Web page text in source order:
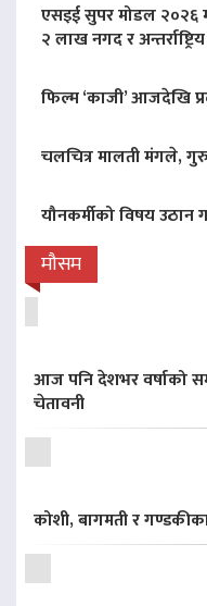
एसइई सुपर मोडल २०२६
२ लाख नगद र
फिल्म ‘काजी’ आजदेखि
चलचित्र मालती मंगले,
यौनकर्मीको विषय उठान
मौसम
आज पनि देशभर वर्षाको
चेतावनी
कोशी, बागमती र